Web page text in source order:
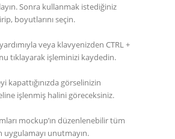
Sonra kullanmak istediğiniz
boyutlarını seçin.
veya klavyenizden CTRL +
tıklayarak işleminizi kaydedin.
kapattığınızda görselinizin
işlenmiş halini göreceksiniz.
mockup’ın düzenlenebilir tüm
uygulamayı unutmayın.